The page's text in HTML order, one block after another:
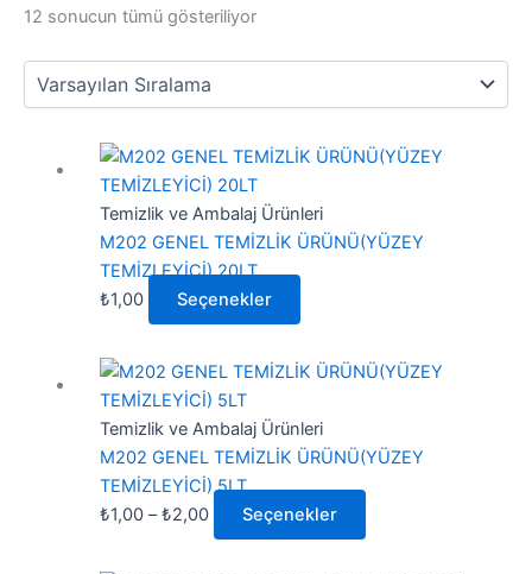
12 sonucun tümü gösteriliyor
Temizlik ve Ambalaj Ürünleri
M202 GENEL TEMİZLİK ÜRÜNÜ(YÜZEY
TEMİZLEYİCİ) 20LT
₺1,00 Seçenekler
Bu
birden
fazla
varyasyonu
Seçenekler
sayfasından
Temizlik ve Ambalaj Ürünleri
M202 GENEL TEMİZLİK ÜRÜNÜ(YÜZEY
TEMİZLEYİCİ) 5LT
₺1,00 –₺2,00
Fiyat
aralığı:
₺1,00
-
₺2,00
Seçenekler
Bu
fazla
varyasyonu
Seçenekler